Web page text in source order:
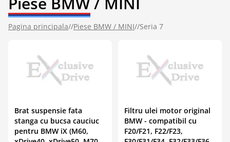
Pagina principala//Piese BMW / MINI//Seria 7
Brat suspensie fata
stanga cu bucsa cauciuc
pentru BMW iX (M60,
Filtru ulei motor original
BMW - compatibil cu
F20/F21, F22/F23,